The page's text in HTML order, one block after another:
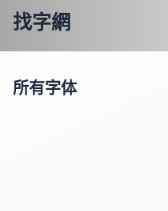
找字網
所有字体